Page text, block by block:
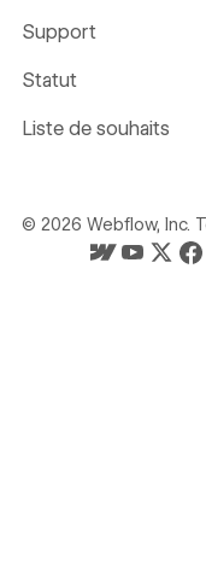
Support
Statut
Liste de souhaits
© 2026 Webflow, Inc.